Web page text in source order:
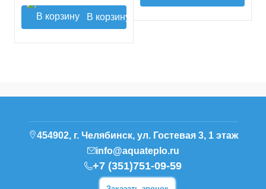
В корзину
454902, г. Челябинск, ул. Гостевая 3, 1 этаж
info@aquateplo.ru
+7 (351)751-09-59